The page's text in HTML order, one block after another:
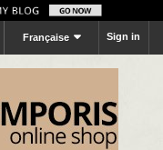
Sign in
Française